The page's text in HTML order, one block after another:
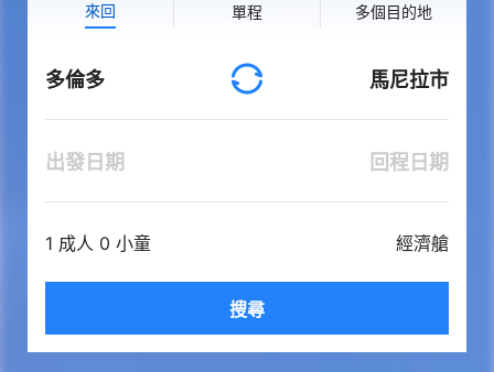
來回 單程 多個目的地
多倫多 馬尼拉市
出發日期 回程日期
1 成人 0 小童 經濟艙
搜尋